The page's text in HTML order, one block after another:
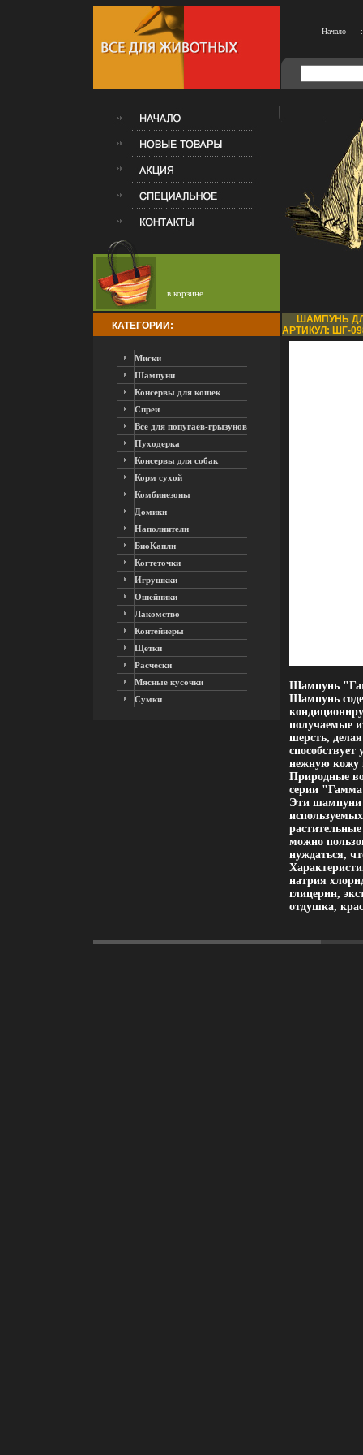
Начало
в корзине
КАТЕГОРИИ:
Миски
Шампуни
Консервы для кошек
Спреи
Все для попугаев-грызунов
Пуходерка
Консервы для собак
Корм сухой
Комбинезоны
Домики
Наполнители
БиоКапли
Когтеточки
Игрушкки
Ошейники
Лакомство
Контейнеры
Щетки
Расчески
Мясные кусочки
Сумки
ШАМПУНЬ
АРТИКУЛ: ШГ-
Шампунь
Шампунь
получаемые
шерсть,
нежную кожу
Природные
серии
Эти шампуни
можно
нуждаться,
натрия
глицерин,
отдушка,